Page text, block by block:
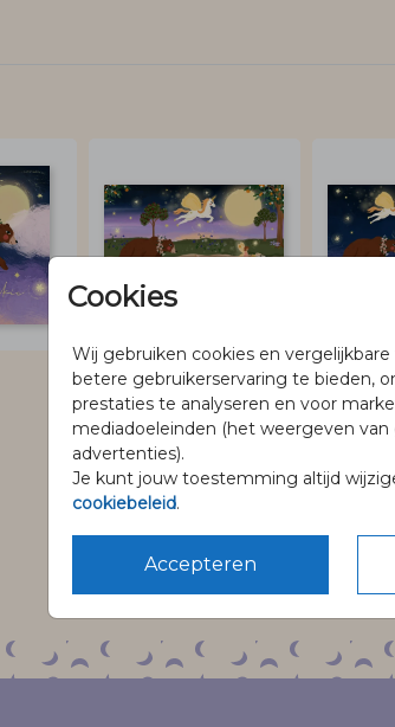
Cookies
Wij gebruiken cookies en
betere gebruikerservaring te bieden,
prestaties te analyseren en voor
mediadoeleinden (het weergeven van
advertenties).
Je kunt jouw toestemming altijd
cookiebeleid.
AccepterenVolg Pinélo op